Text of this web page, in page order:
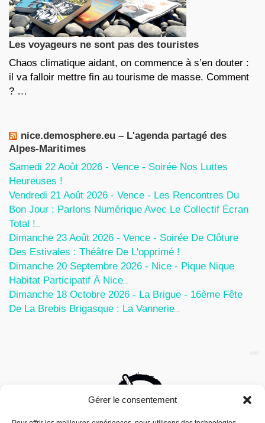
Gérer le consentement
Les voyageurs ne sont pas des touristes
Chaos climatique aidant, on commence à s’en douter :
il va falloir mettre fin au tourisme de masse. Comment
? …
nice.demosphere.eu – L'agenda partagé des
Alpes-Maritimes
Samedi 22 Août 2026 - Vence - Soirée Nos Luttes
Heureuses !
Vendredi 21 Août 2026 - Vence - Les Rencontres Du
Bon Jour : Parlons Numérique Avec Le Collectif Écran
Total !
Dimanche 23 Août 2026 - Vence - Soirée De Clôture
Des Estivales : Théâtre De L'opprimé !
Dimanche 20 Septembre 2026 - Nice - Pique Nique
Habitat Participatif À Nice
Dimanche 18 Octobre 2026 - La Brigue - 16ème Fête
De La Brebis Brigasque : La Vannerie